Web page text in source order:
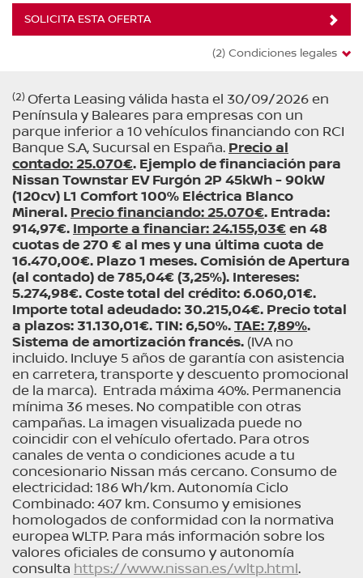
SOLICITA ESTA OFERTA
(2) Condiciones legales
(2) Oferta Leasing válida hasta el 30/09/2026 en
Península y Baleares para empresas con un
parque inferior a 10 vehículos financiando con RCI
Banque S.A, Sucursal en España. Precio al
contado: 25.070€. Ejemplo de financiación para
Nissan Townstar EV Furgón 2P 45kWh - 90kW
(120cv) L1 Comfort 100% Eléctrica Blanco
Mineral. Precio financiando: 25.070€. Entrada:
914,97€. Importe a financiar: 24.155,03€ en 48
cuotas de 270 € al mes y una última cuota de
16.470,00€. Plazo 1 meses. Comisión de Apertura
(al contado) de 785,04€ (3,25%). Intereses:
5.274,98€. Coste total del crédito: 6.060,01€.
Importe total adeudado: 30.215,04€. Precio total
a plazos: 31.130,01€. TIN: 6,50%. TAE: 7,89%.
Sistema de amortización francés. (IVA no
incluido. Incluye 5 años de garantía con asistencia
en carretera, transporte y descuento promocional
de la marca). Entrada máxima 40%. Permanencia
mínima 36 meses. No compatible con otras
campañas. La imagen visualizada puede no
coincidir con el vehículo ofertado. Para otros
canales de venta o condiciones acude a tu
concesionario Nissan más cercano. Consumo de
electricidad: 186 Wh/km. Autonomía Ciclo
Combinado: 407 km. Consumo y emisiones
homologados de conformidad con la normativa
europea WLTP. Para más información sobre los
valores oficiales de consumo y autonomía
consulta https://www.nissan.es/wltp.html.